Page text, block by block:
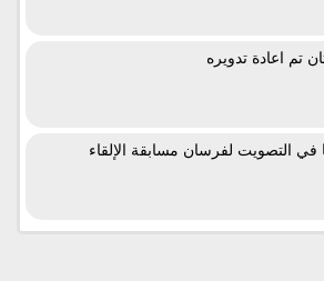
تم اعادة تدويره
التصويت لفرسان مسابقة الإلقاء